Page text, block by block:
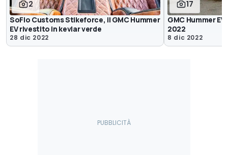
2
SoFlo Customs Stikeforce, il GMC Hummer
EV rivestito in kevlar verde
28 dic 2022
17
GMC Hummer
2022
8 dic 2022